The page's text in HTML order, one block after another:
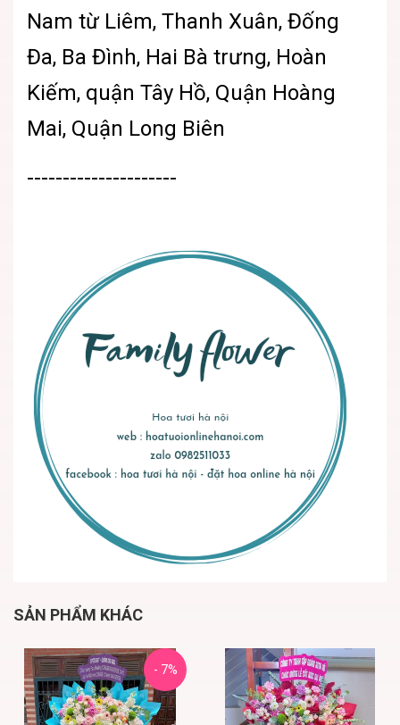
Nam từ Liêm, Thanh Xuân, Đống
Đa, Ba Đình, Hai Bà trưng, Hoàn
Kiếm, quận Tây Hồ, Quận Hoàng
Mai, Quận Long Biên
---------------------
SẢN PHẨM KHÁC
- 7%